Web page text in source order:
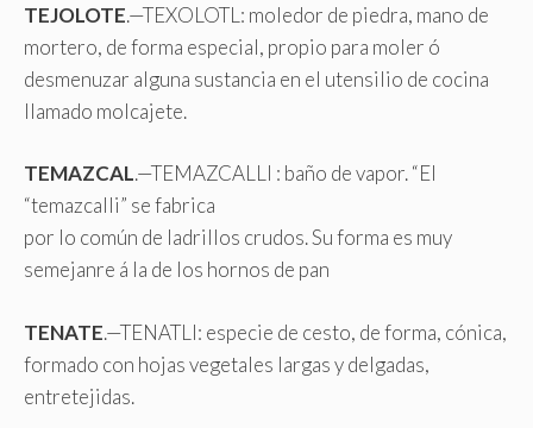
TEJOLOTE.—TEXOLOTL: moledor de piedra, mano de
mortero, de forma especial, propio para moler ó
desmenuzar alguna sustancia en el utensilio de cocina
llamado molcajete.
TEMAZCAL.—TEMAZCALLI : baño de vapor. “El
“temazcalli” se fabrica
por lo común de ladrillos crudos. Su forma es muy
semejanre á la de los hornos de pan
TENATE.—TENATLI: especie de cesto, de forma, cónica,
formado con hojas vegetales largas y delgadas,
entretejidas.